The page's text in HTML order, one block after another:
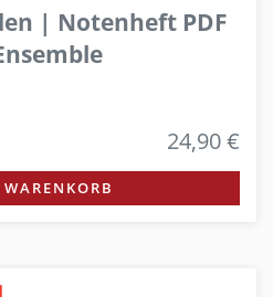
| Notenheft PDF
24,90 €